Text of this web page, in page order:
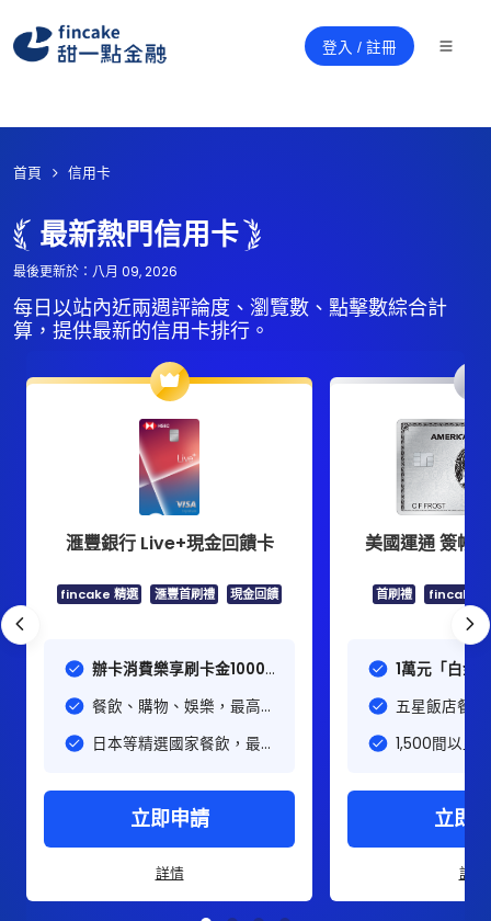
登入 / 註冊
首頁 信用卡
最新熱門信用卡
最後更新於：八月 09, 2026
每日以站內近兩週評論度、瀏覽數、點擊數綜合計
算，提供最新的信用卡排行。
滙豐銀行 Live+現金回饋卡
fincake 精選 滙豐首刷禮 現金回饋
辦卡消費樂享刷卡金1000
餐飲、購物、娛樂，最高
日本等精選國家餐飲，最高
立即申請
詳情
美國運通 簽帳
首刷禮 fincake
1萬元「白金
五星飯店餐
1,500間以上
立即
詳情